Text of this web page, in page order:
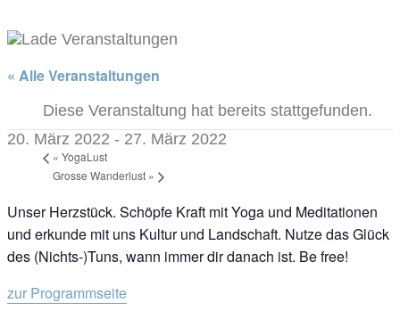
« Alle Veranstaltungen
Diese Veranstaltung hat bereits stattgefunden.
20. März 2022 - 27. März 2022
« YogaLust
Grosse Wanderlust »
Unser Herzstück. Schöpfe Kraft mit Yoga und Meditationen
und erkunde mit uns Kultur und Landschaft. Nutze das Glück
des (Nichts-)Tuns, wann immer dir danach ist. Be free!
zur Programmseite